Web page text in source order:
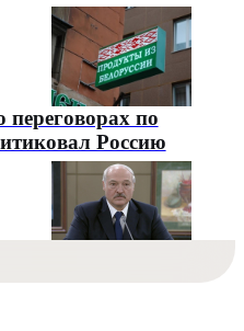
по
Россию